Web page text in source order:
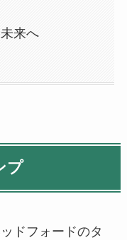
来へ
プ
ドフォードのタ